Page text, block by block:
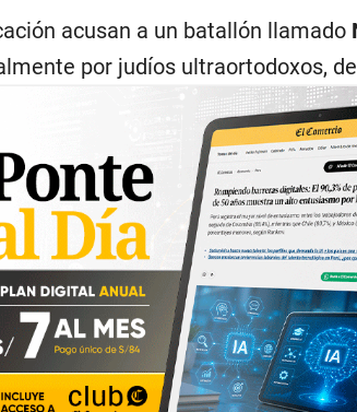
acusan a un batallón llamado
por judíos ultraortodoxos,